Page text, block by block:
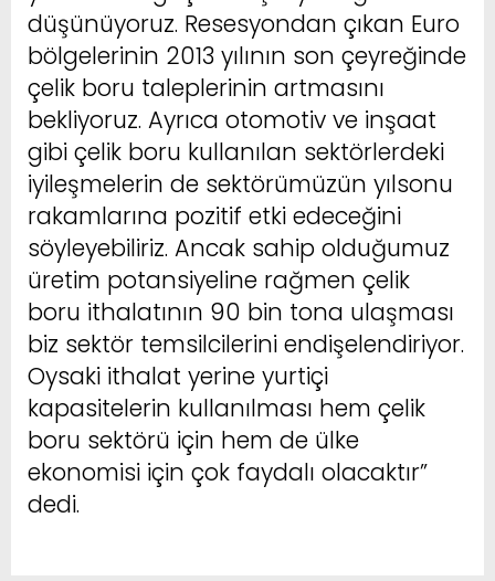
düşünüyoruz. Resesyondan çıkan Euro
bölgelerinin 2013 yılının son çeyreğinde
çelik boru taleplerinin artmasını
bekliyoruz. Ayrıca otomotiv ve inşaat
gibi çelik boru kullanılan sektörlerdeki
iyileşmelerin de sektörümüzün yılsonu
rakamlarına pozitif etki edeceğini
söyleyebiliriz. Ancak sahip olduğumuz
üretim potansiyeline rağmen çelik
boru ithalatının 90 bin tona ulaşması
biz sektör temsilcilerini endişelendiriyor.
Oysaki ithalat yerine yurtiçi
kapasitelerin kullanılması hem çelik
boru sektörü için hem de ülke
ekonomisi için çok faydalı olacaktır”
dedi.